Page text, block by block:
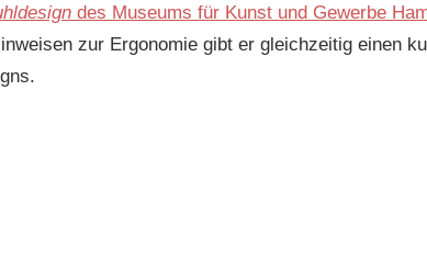
des Museums für Kunst und Gewerbe
zur Ergonomie gibt er gleichzeitig einen